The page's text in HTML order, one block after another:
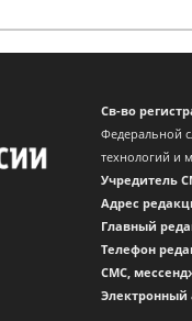
Св-во
Федеральной
технологий и
Учредитель
Адрес
Главный
Телефон
CМС,
Электронный